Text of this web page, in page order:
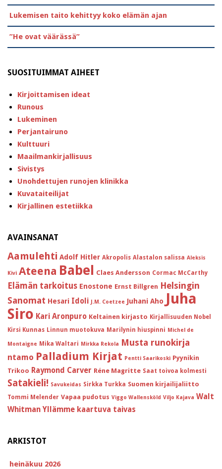
Lukemisen taito kehittyy koko elämän ajan
”He ovat väärässä”
SUOSITUIMMAT AIHEET
Kirjoittamisen ideat
Runous
Lukeminen
Perjantairuno
Kulttuuri
Maailmankirjallisuus
Sivistys
Unohdettujen runojen klinikka
Kuvataiteilijat
Kirjallinen estetiikka
AVAINSANAT
Aamulehti Adolf Hitler Akropolis Alastalon salissa Aleksis
Kivi Ateena Babel Claes Andersson Cormac McCarthy
Elämän tarkoitus Enostone Ernst Billgren Helsingin
Sanomat Hesari Idoli J.M. Coetzee Juhani Aho Juha
Siro Kari Aronpuro Keltainen kirjasto Kirjallisuuden Nobel
Kirsi Kunnas Linnun muotokuva Marilynin hiuspinni Michel de
Montaigne Mika Waltari Mirkka Rekola Musta runokirja
ntamo Palladium Kirjat Pentti Saarikoski Pyynikin
Trikoo Raymond Carver Réne Magritte Saat toivoa kolmesti
Satakieli! Savukeidas Sirkka Turkka Suomen kirjailijaliitto
Tommi Melender Vapaa pudotus Viggo Wallensköld Viljo Kajava Walt
Whitman Yllämme kaartuva taivas
ARKISTOT
heinäkuu 2026